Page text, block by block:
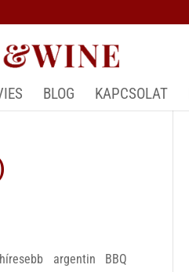
BLOG KAPCSOLAT
argentin BBQ